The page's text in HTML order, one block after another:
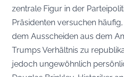
zentrale Figur in der
Präsidenten versuchen
dem Ausscheiden aus dem
Trumps Verhältnis zu
jedoch ungewöhnlich